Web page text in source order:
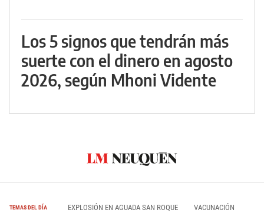
Los 5 signos que tendrán más
suerte con el dinero en agosto
2026, según Mhoni Vidente
TEMAS DEL DÍA EXPLOSIÓN EN AGUADA SAN ROQUE VACUNACIÓN